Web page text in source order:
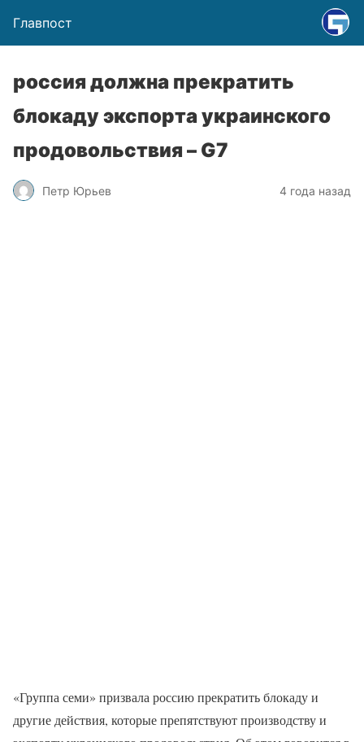
Главпост
россия должна прекратить
блокаду экспорта украинского
продовольствия – G7
Петр Юрьев 4 года назад
«Группа семи» призвала россию прекратить блокаду и
другие действия, которые препятствуют производству и